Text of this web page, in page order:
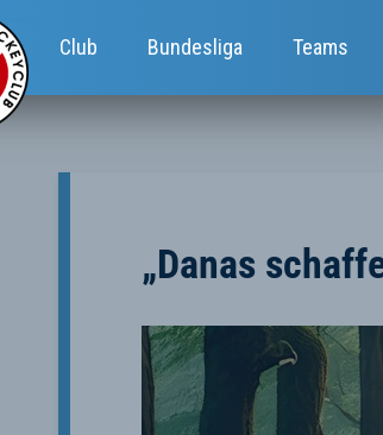
Club Bundesliga Teams
„Danas